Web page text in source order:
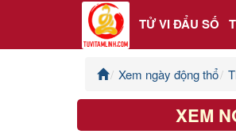
TỬ VI ĐẨU SỐ
Tử Vi Đẩu Số
Xem ngày động thổ
XEM